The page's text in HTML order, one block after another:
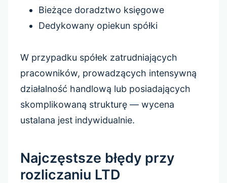
Bieżące doradztwo księgowe
Dedykowany opiekun spółki
W przypadku spółek zatrudniających
pracowników, prowadzących intensywną
działalność handlową lub posiadających
skomplikowaną strukturę — wycena
ustalana jest indywidualnie.
Najczęstsze błędy przy
rozliczaniu LTD